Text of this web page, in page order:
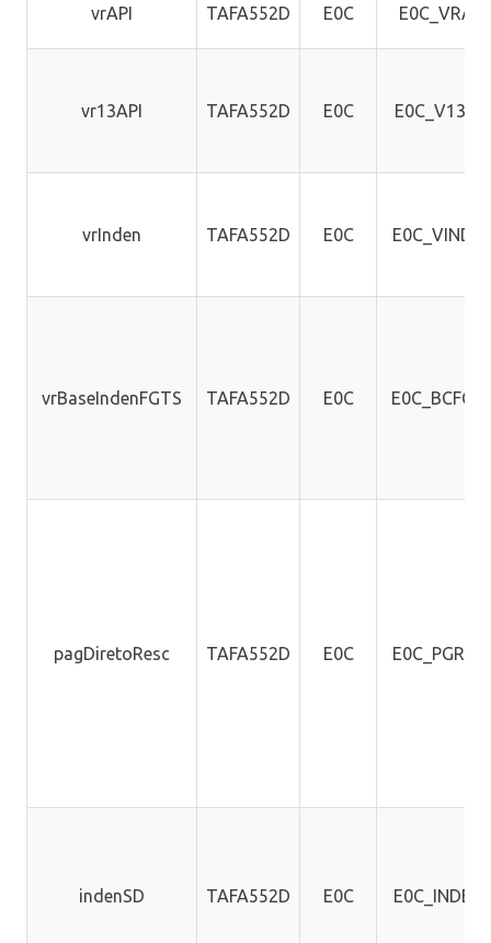
vrAPI TAFA552D E0C E0C_VRAPI
vr13API TAFA552D E0C E0C_V13API
vrInden TAFA552D E0C
vrBaseIndenFGTS TAFA552D E0C
pagDiretoResc TAFA552D E0C
indenSD TAFA552D E0C